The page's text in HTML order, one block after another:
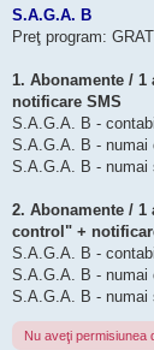
s
j
S.A.G.A. B
Preţ program:
1. Abonamente /
notificare SMS
S.A.G.A. B -
S.A.G.A. B - numai
S.A.G.A. B - numai
2. Abonamente /
control" +
S.A.G.A. B -
S.A.G.A. B - numai
S.A.G.A. B - numai
Nu aveţi permisiunea